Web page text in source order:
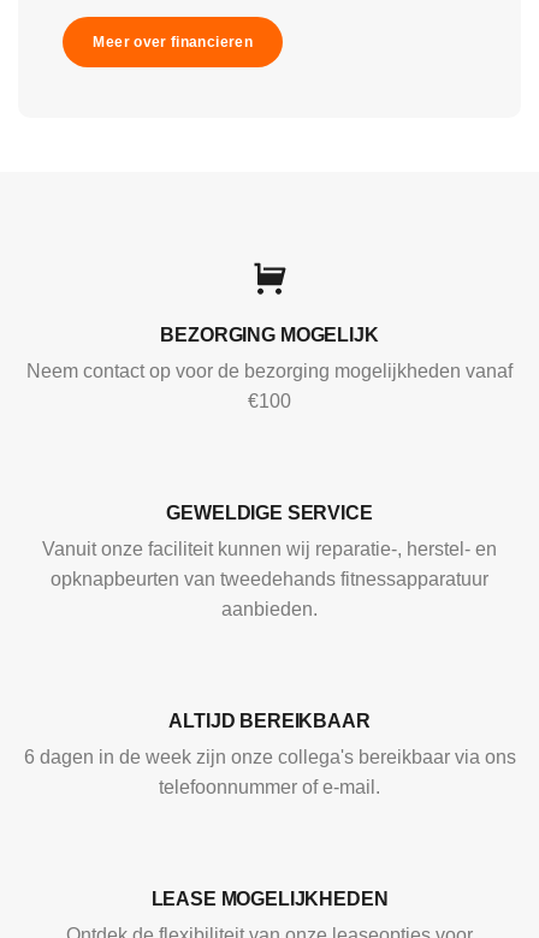
Meer over financieren
BEZORGING MOGELIJK
Neem contact op voor de bezorging mogelijkheden vanaf
€100
GEWELDIGE SERVICE
Vanuit onze faciliteit kunnen wij reparatie-, herstel- en
opknapbeurten van tweedehands fitnessapparatuur
aanbieden.
ALTIJD BEREIKBAAR
6 dagen in de week zijn onze collega's bereikbaar via ons
telefoonnummer of e-mail.
LEASE MOGELIJKHEDEN